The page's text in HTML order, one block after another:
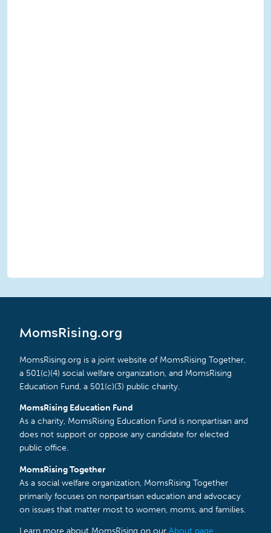
MomsRising.org
MomsRising.org is a joint website of MomsRising Together,
a 501(c)(4) social welfare organization, and MomsRising
Education Fund, a 501(c)(3) public charity.
MomsRising Education Fund
As a charity, MomsRising Education Fund is nonpartisan and
does not support or oppose any candidate for elected
public office.
MomsRising Together
As a social welfare organization, MomsRising Together
primarily focuses on nonpartisan education and advocacy
on issues that matter most to women, moms, and families.